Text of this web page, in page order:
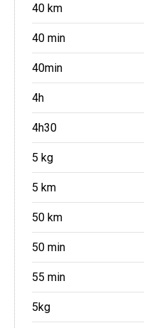
40 km
40 min
40min
4h
4h30
5 kg
5 km
50 km
50 min
55 min
5kg